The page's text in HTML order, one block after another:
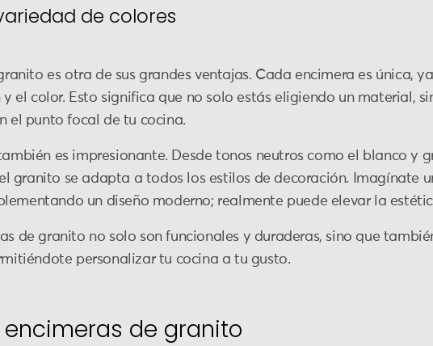
de colores
es otra de sus grandes ventajas. Cada encimera es única,
el color. Esto significa que no solo estás eligiendo un material,
el punto focal de tu cocina.
es impresionante. Desde tonos neutros como el blanco y
granito se adapta a todos los estilos de decoración. Imagínate
un diseño moderno; realmente puede elevar la
de granito no solo son funcionales y duraderas, sino que
personalizar tu cocina a tu gusto.
encimeras de granito